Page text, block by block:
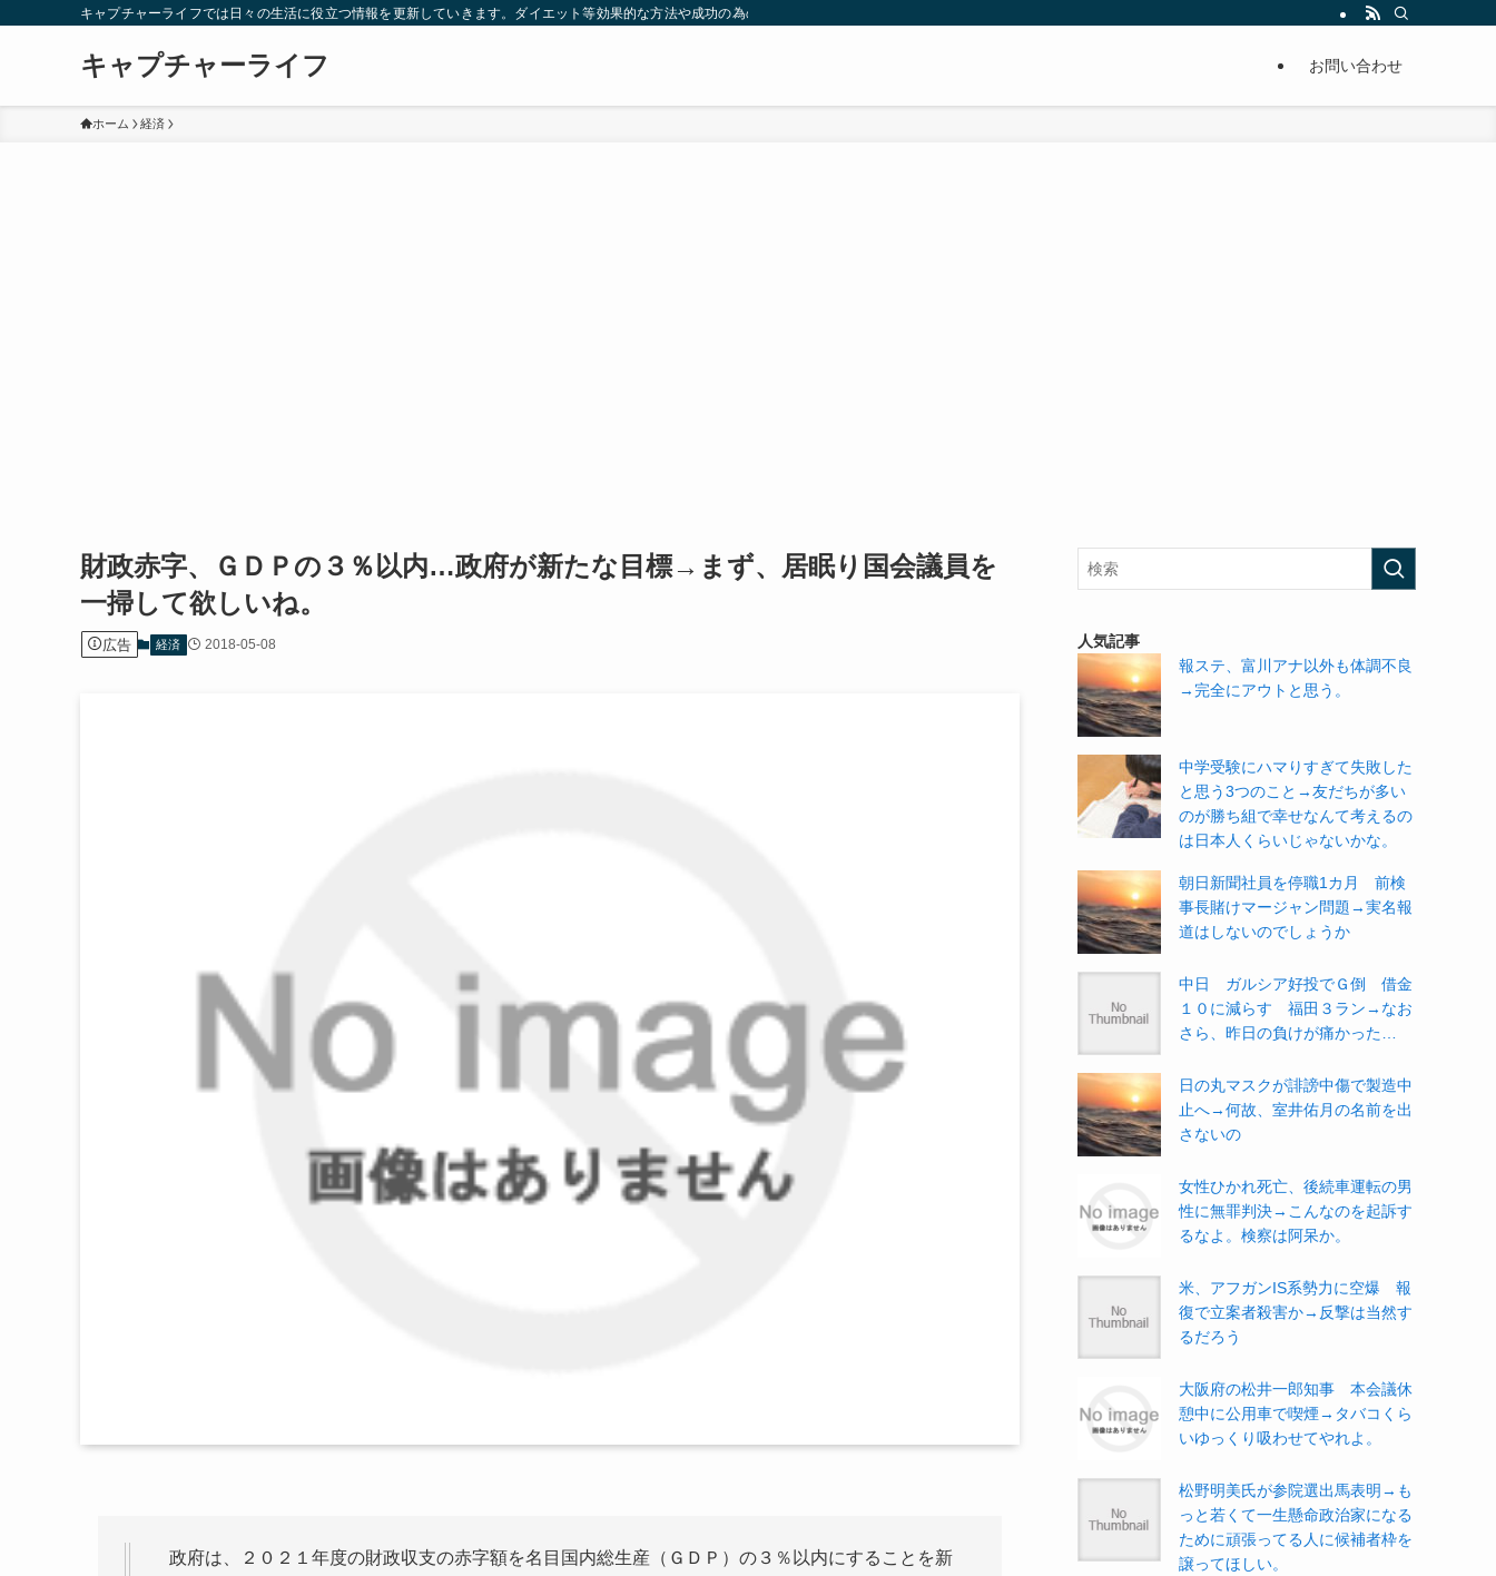
キャプチャーライフでは日々の生活に役立つ情報を更新していきます。ダイエット等効果的な方法や成功の為の秘訣等。太ったり悩んでいる方々が簡単に痩せることが出来るように分かりやすくまとめています。
キャプチャーライフ お問い合わせ
ホーム 経済
財政赤字、ＧＤＰの３％以内…政府が新たな目標→まず、居眠り国会議員を
一掃して欲しいね。
広告 経済 2018-05-08
政府は、２０２１年度の財政収支の赤字額を名目国内総生産（ＧＤＰ）の３％以内にすることを新
人気記事
報ステ、富川アナ以外も体調不良
→完全にアウトと思う。
中学受験にハマりすぎて失敗した
と思う3つのこと→友だちが多い
のが勝ち組で幸せなんて考えるの
は日本人くらいじゃないかな。
朝日新聞社員を停職1カ月 前検
事長賭けマージャン問題→実名報
道はしないのでしょうか
中日 ガルシア好投でＧ倒 借金
１０に減らす 福田３ラン→なお
さら、昨日の負けが痛かった…
日の丸マスクが誹謗中傷で製造中
止へ→何故、室井佑月の名前を出
さないの
女性ひかれ死亡、後続車運転の男
性に無罪判決→こんなのを起訴す
るなよ。検察は阿呆か。
米、アフガンIS系勢力に空爆 報
復で立案者殺害か→反撃は当然す
るだろう
大阪府の松井一郎知事 本会議休
憩中に公用車で喫煙→タバコくら
いゆっくり吸わせてやれよ。
松野明美氏が参院選出馬表明→も
っと若くて一生懸命政治家になる
ために頑張ってる人に候補者枠を
譲ってほしい。